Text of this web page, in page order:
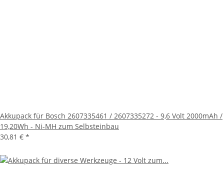
Akkupack für Bosch 2607335461 / 2607335272 - 9,6 Volt 2000mAh /
19,20Wh - Ni-MH zum Selbsteinbau
30,81 € *